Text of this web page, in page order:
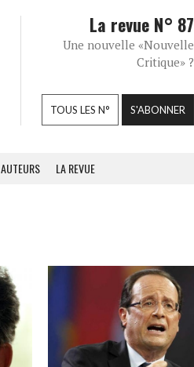
La revue N° 87
Une nouvelle «Nouvelle
Critique» ?
TOUS LES N° S'ABONNER
AUTEURS LA REVUE